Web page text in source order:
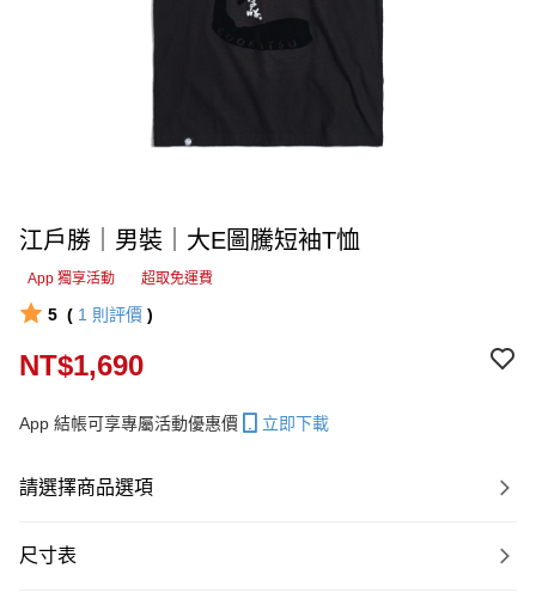
江戶勝｜男裝｜大E圖騰短袖T恤
App 獨享活動 超取免運費
5 ( 1 則評價 )
NT$1,690
App 結帳可享專屬活動優惠價 立即下載
請選擇商品選項
尺寸表